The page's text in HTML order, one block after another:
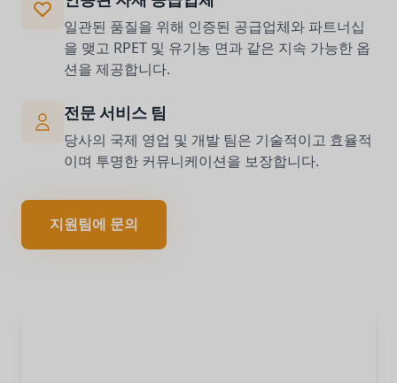
일관된 품질을 위해 인증된 공급업체와 파트너십
을 맺고 RPET 및 유기농 면과 같은 지속 가능한 옵
션을 제공합니다.
전문 서비스 팀
당사의 국제 영업 및 개발 팀은 기술적이고 효율적
이며 투명한 커뮤니케이션을 보장합니다.
지원팀에 문의